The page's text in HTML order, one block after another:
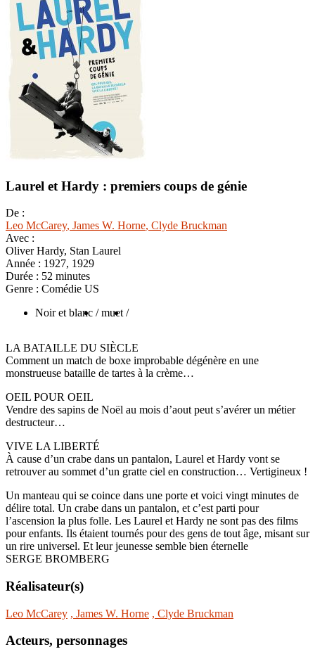
Laurel et Hardy : premiers coups de génie
De :
Leo McCarey, James W. Horne, Clyde Bruckman
Avec :
Oliver Hardy, Stan Laurel
Année : 1927, 1929
Durée : 52 minutes
Genre : Comédie US
Noir et blanc / muet /
LA BATAILLE DU SIÈCLE
Comment un match de boxe improbable dégénère en une
monstrueuse bataille de tartes à la crème…
OEIL POUR OEIL
Vendre des sapins de Noël au mois d’aout peut s’avérer un métier
destructeur…
VIVE LA LIBERTÉ
À cause d’un crabe dans un pantalon, Laurel et Hardy vont se
retrouver au sommet d’un gratte ciel en construction… Vertigineux !
Un manteau qui se coince dans une porte et voici vingt minutes de
délire total. Un crabe dans un pantalon, et c’est parti pour
l’ascension la plus folle. Les Laurel et Hardy ne sont pas des films
pour enfants. Ils étaient tournés pour des gens de tout âge, misant sur
un rire universel. Et leur jeunesse semble bien éternelle
SERGE BROMBERG
Réalisateur(s)
Leo McCarey , James W. Horne , Clyde Bruckman
Acteurs, personnages